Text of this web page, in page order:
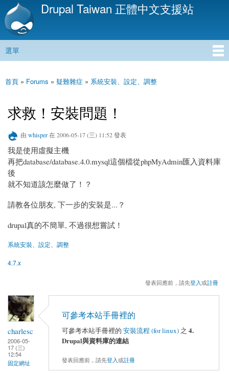
移
內
Drupal Taiwan 正體中文支援站
主選單
選單
您在這裡
首頁 » Forums » 疑難雜症 » 系統安裝、設定、調整
求救！安裝問題！
由 whisper在 2006-05-17 (三) 11:52 發表
我是使用虛擬主機
再把database/database.4.0.mysql這個檔從phpMyAdmin匯入資料庫
後
就不知道該怎麼做了！？
請教各位朋友, 下一步的安裝是...？
drupal真的不簡單, 不過很想嘗試！
系統安裝、設定、調整
4.7.x
發表回應前，請先登入或註冊
charlesc
2006-05-
17 (三)
12:54
固定網址
可參考本站手冊裡的
可參考本站手冊裡的 安裝流程 (for linux) 之 4.
Drupal與資料庫的連結
發表回應前，請先登入或註冊